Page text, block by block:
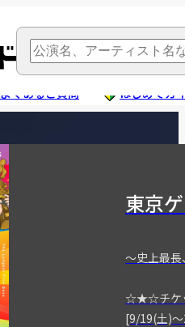
よくあるご質問 はじめてガ
東京
～史上最長
☆★☆チケ
[9/19(土)